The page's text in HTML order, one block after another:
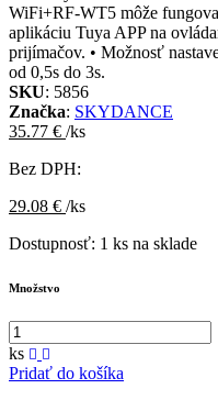
WiFi+RF-WT5 môže
aplikáciu Tuya APP na
prijímačov. • Možnosť
od 0,5s do 3s.
SKU: 5856
Značka: SKYDANCE
35.77 € /ks
Bez DPH:
29.08 € /ks
Dostupnosť: 1 ks na sklade
Množstvo
ks
Pridať do košíka